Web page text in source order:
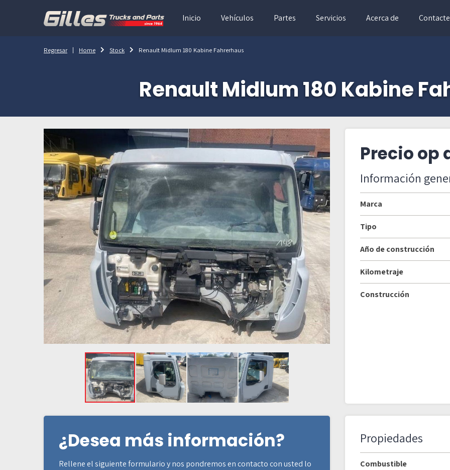
Inicio Vehículos Partes Servicios Acerca de
Regresar Home Stock Renault Midlum 180 Kabine Fahrerhaus
Renault Midlum 180 Kabine
Precio op
Información
Marca
Tipo
Año de construcción
Kilometraje
Construcción
¿Desea más información?
Rellene el siguiente formulario y nos pondremos en contacto con usted lo
Propiedades
Combustible